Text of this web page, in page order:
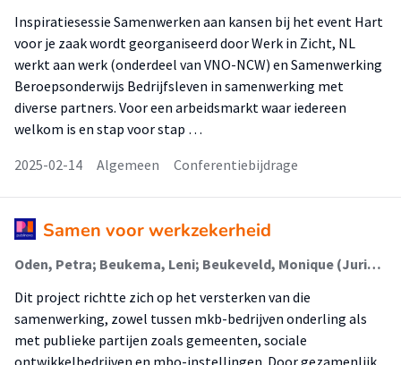
Inspiratiesessie Samenwerken aan kansen bij het event Hart
voor je zaak wordt georganiseerd door Werk in Zicht, NL
werkt aan werk (onderdeel van VNO-NCW) en Samenwerking
Beroepsonderwijs Bedrijfsleven in samenwerking met
diverse partners. Voor een arbeidsmarkt waar iedereen
welkom is en stap voor stap …
2025-02-14
Algemeen Conferentiebijdrage
Samen voor werkzekerheid
Oden, Petra; Beukema, Leni; Beukeveld, Monique (Juridische Aspecten Van Ondernemerschap); Korucu, Soner (Juridische Aspecten Van Ondernemerschap); Mulder, Trix (Juridische Aspecten Van Ondernemerschap); Scholing, Anneloes (Juridische Aspecten Van Ondernemerschap); Meerstra-de Haan, Erzsi (Juridische Aspecten Van Ondernemerschap); Geling, Kathinka
Dit project richtte zich op het versterken van die
samenwerking, zowel tussen mkb-bedrijven onderling als
met publieke partijen zoals gemeenten, sociale
ontwikkelbedrijven en mbo-instellingen. Door gezamenlijk